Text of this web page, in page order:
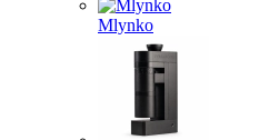
Mlynko